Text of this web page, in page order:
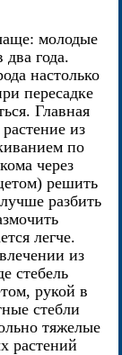
молодые
года.
настолько
пересадке
Главная
из
по
через
решить
разбить
легче.
из
стебель
рукой в
стебли
тяжелые
растений